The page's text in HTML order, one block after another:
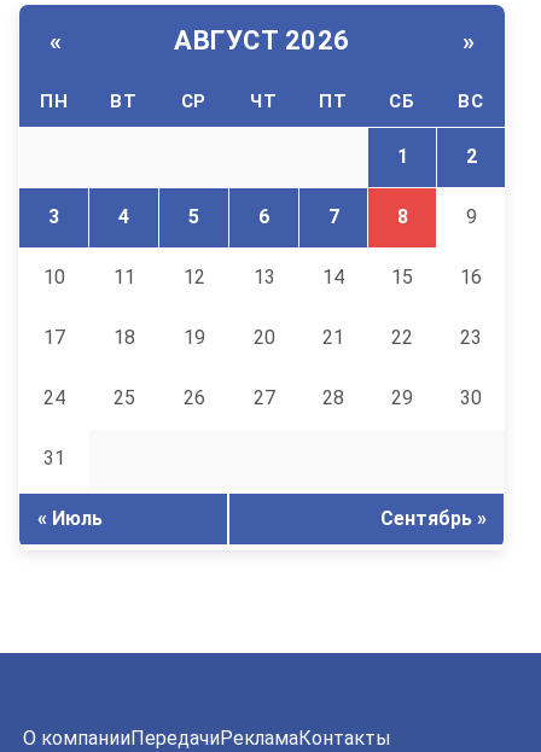
« АВГУСТ 2026 »
ПН ВТ СР ЧТ ПТ СБ ВС
1 2
3 4 5 6 7 8 9
10 11 12 13 14 15 16
17 18 19 20 21 22 23
24 25 26 27 28 29 30
31
« Июль Сентябрь »
О компанииПередачиРекламаКонтакты